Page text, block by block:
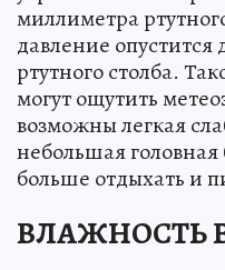
миллиметра
давление опустится
ртутного столба.
могут ощутить
возможны легкая
небольшая
больше отдыхать и
ВЛАЖНОСТЬ